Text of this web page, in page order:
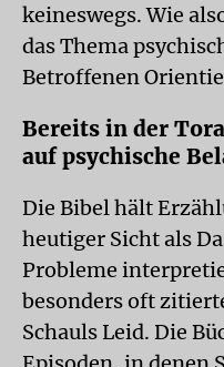
keineswegs. Wie
das Thema
Betroffenen
Bereits in der
auf psychische
Die Bibel hält
heutiger Sicht als
Probleme
besonders oft
Schauls Leid. Die